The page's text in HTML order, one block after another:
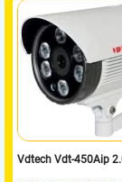
Vdtech Vdt-450Aip